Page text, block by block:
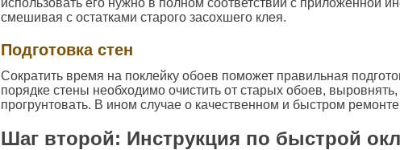
использовать его нужно в полном соответствии с приложенной
смешивая с остатками старого засохшего клея.
Подготовка стен
Сократить время на поклейку обоев поможет правильная
порядке стены необходимо очистить от старых обоев,
прогрунтовать. В ином случае о качественном и быстром
Шаг второй: Инструкция по быстрой